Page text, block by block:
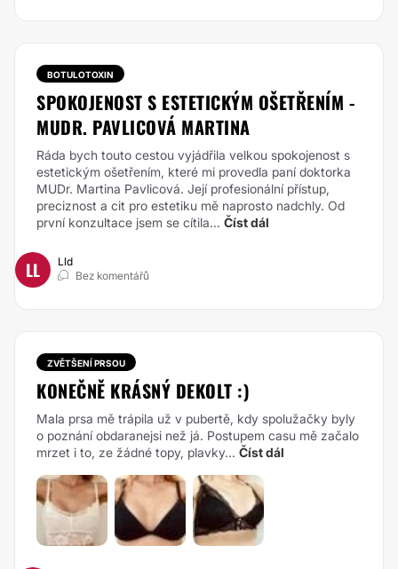
BOTULOTOXIN
SPOKOJENOST S ESTETICKÝM OŠETŘENÍM -
MUDR. PAVLICOVÁ MARTINA
Ráda bych touto cestou vyjádřila velkou spokojenost s
estetickým ošetřením, které mi provedla paní doktorka
MUDr. Martina Pavlicová. Její profesionální přístup,
preciznost a cit pro estetiku mě naprosto nadchly. Od
první konzultace jsem se cítila... Číst dál
LL
Lld
Bez komentářů
ZVĚTŠENÍ PRSOU
KONEČNĚ KRÁSNÝ DEKOLT :)
Mala prsa mě trápila už v pubertě, kdy spolužačky byly
o poznání obdaranejsi než já. Postupem casu mě začalo
mrzet i to, ze žádné topy, plavky... Číst dál